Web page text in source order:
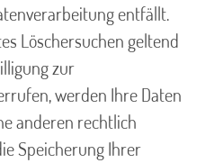
entfällt.
Löschersuchen geltend
zur
werden Ihre Daten
anderen rechtlich
Speicherung Ihrer